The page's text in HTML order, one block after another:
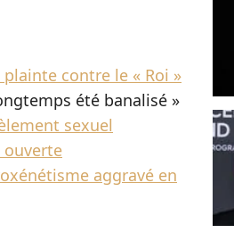
contre le « Roi »
été banalisé »
sexuel
ouverte
aggravé en